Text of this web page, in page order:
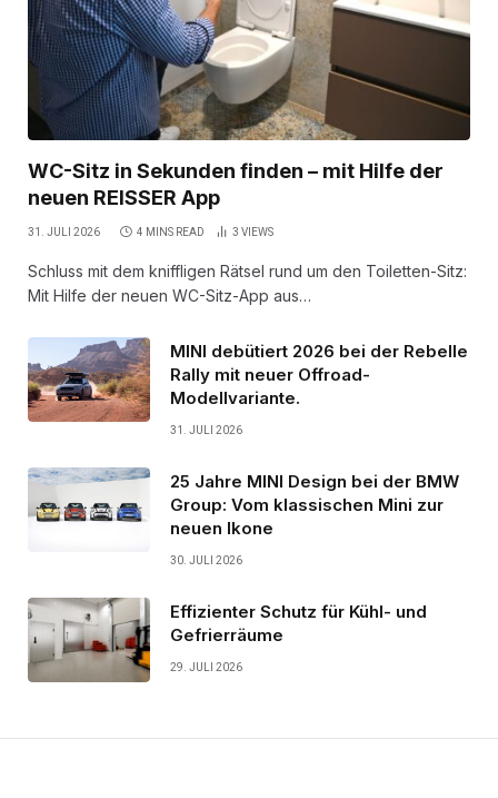
WC-Sitz in Sekunden finden – mit Hilfe der
neuen REISSER App
31. JULI 2026 4 MINS READ 3 VIEWS
Schluss mit dem kniffligen Rätsel rund um den Toiletten-Sitz:
Mit Hilfe der neuen WC-Sitz-App aus…
MINI debütiert 2026 bei der Rebelle
Rally mit neuer Offroad-
Modellvariante.
31. JULI 2026
25 Jahre MINI Design bei der BMW
Group: Vom klassischen Mini zur
neuen Ikone
30. JULI 2026
Effizienter Schutz für Kühl- und
Gefrierräume
29. JULI 2026